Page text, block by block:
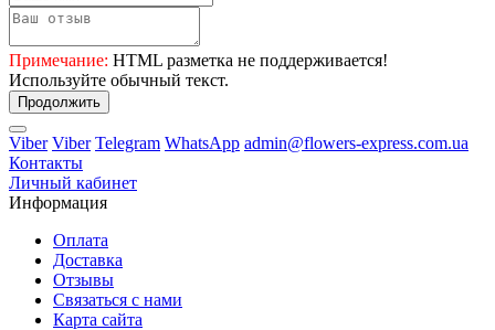
Примечание: HTML разметка не поддерживается!
Используйте обычный текст.
Продолжить
Viber Viber Telegram WhatsApp admin@flowers-express.com.ua
Контакты
Личный кабинет
Информация
Оплата
Доставка
Отзывы
Связаться с нами
Карта сайта